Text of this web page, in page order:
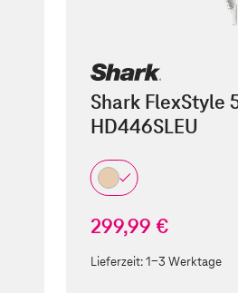
Shark FlexStyle
HD446SLEU
299,99 €
Lieferzeit:1-3 Werktage